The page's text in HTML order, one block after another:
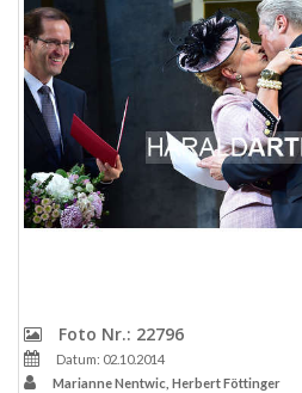
Foto Nr.: 22796
Datum: 02.10.2014
Marianne Nentwic, Herbert Föttinger